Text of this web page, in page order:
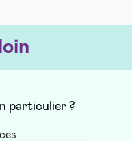
particulier ?